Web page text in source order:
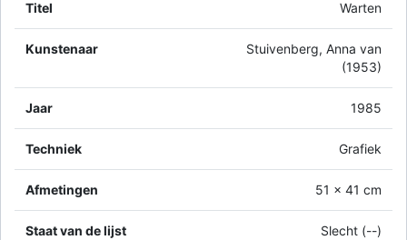
Titel Warten
Kunstenaar
Stuivenberg, Anna van
(1953)
Jaar 1985
Techniek Grafiek
Afmetingen 51 x 41 cm
Staat van de lijst Slecht (--)